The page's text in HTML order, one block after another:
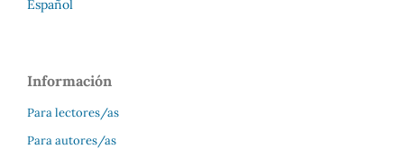
Español
Información
Para lectores/as
Para autores/as